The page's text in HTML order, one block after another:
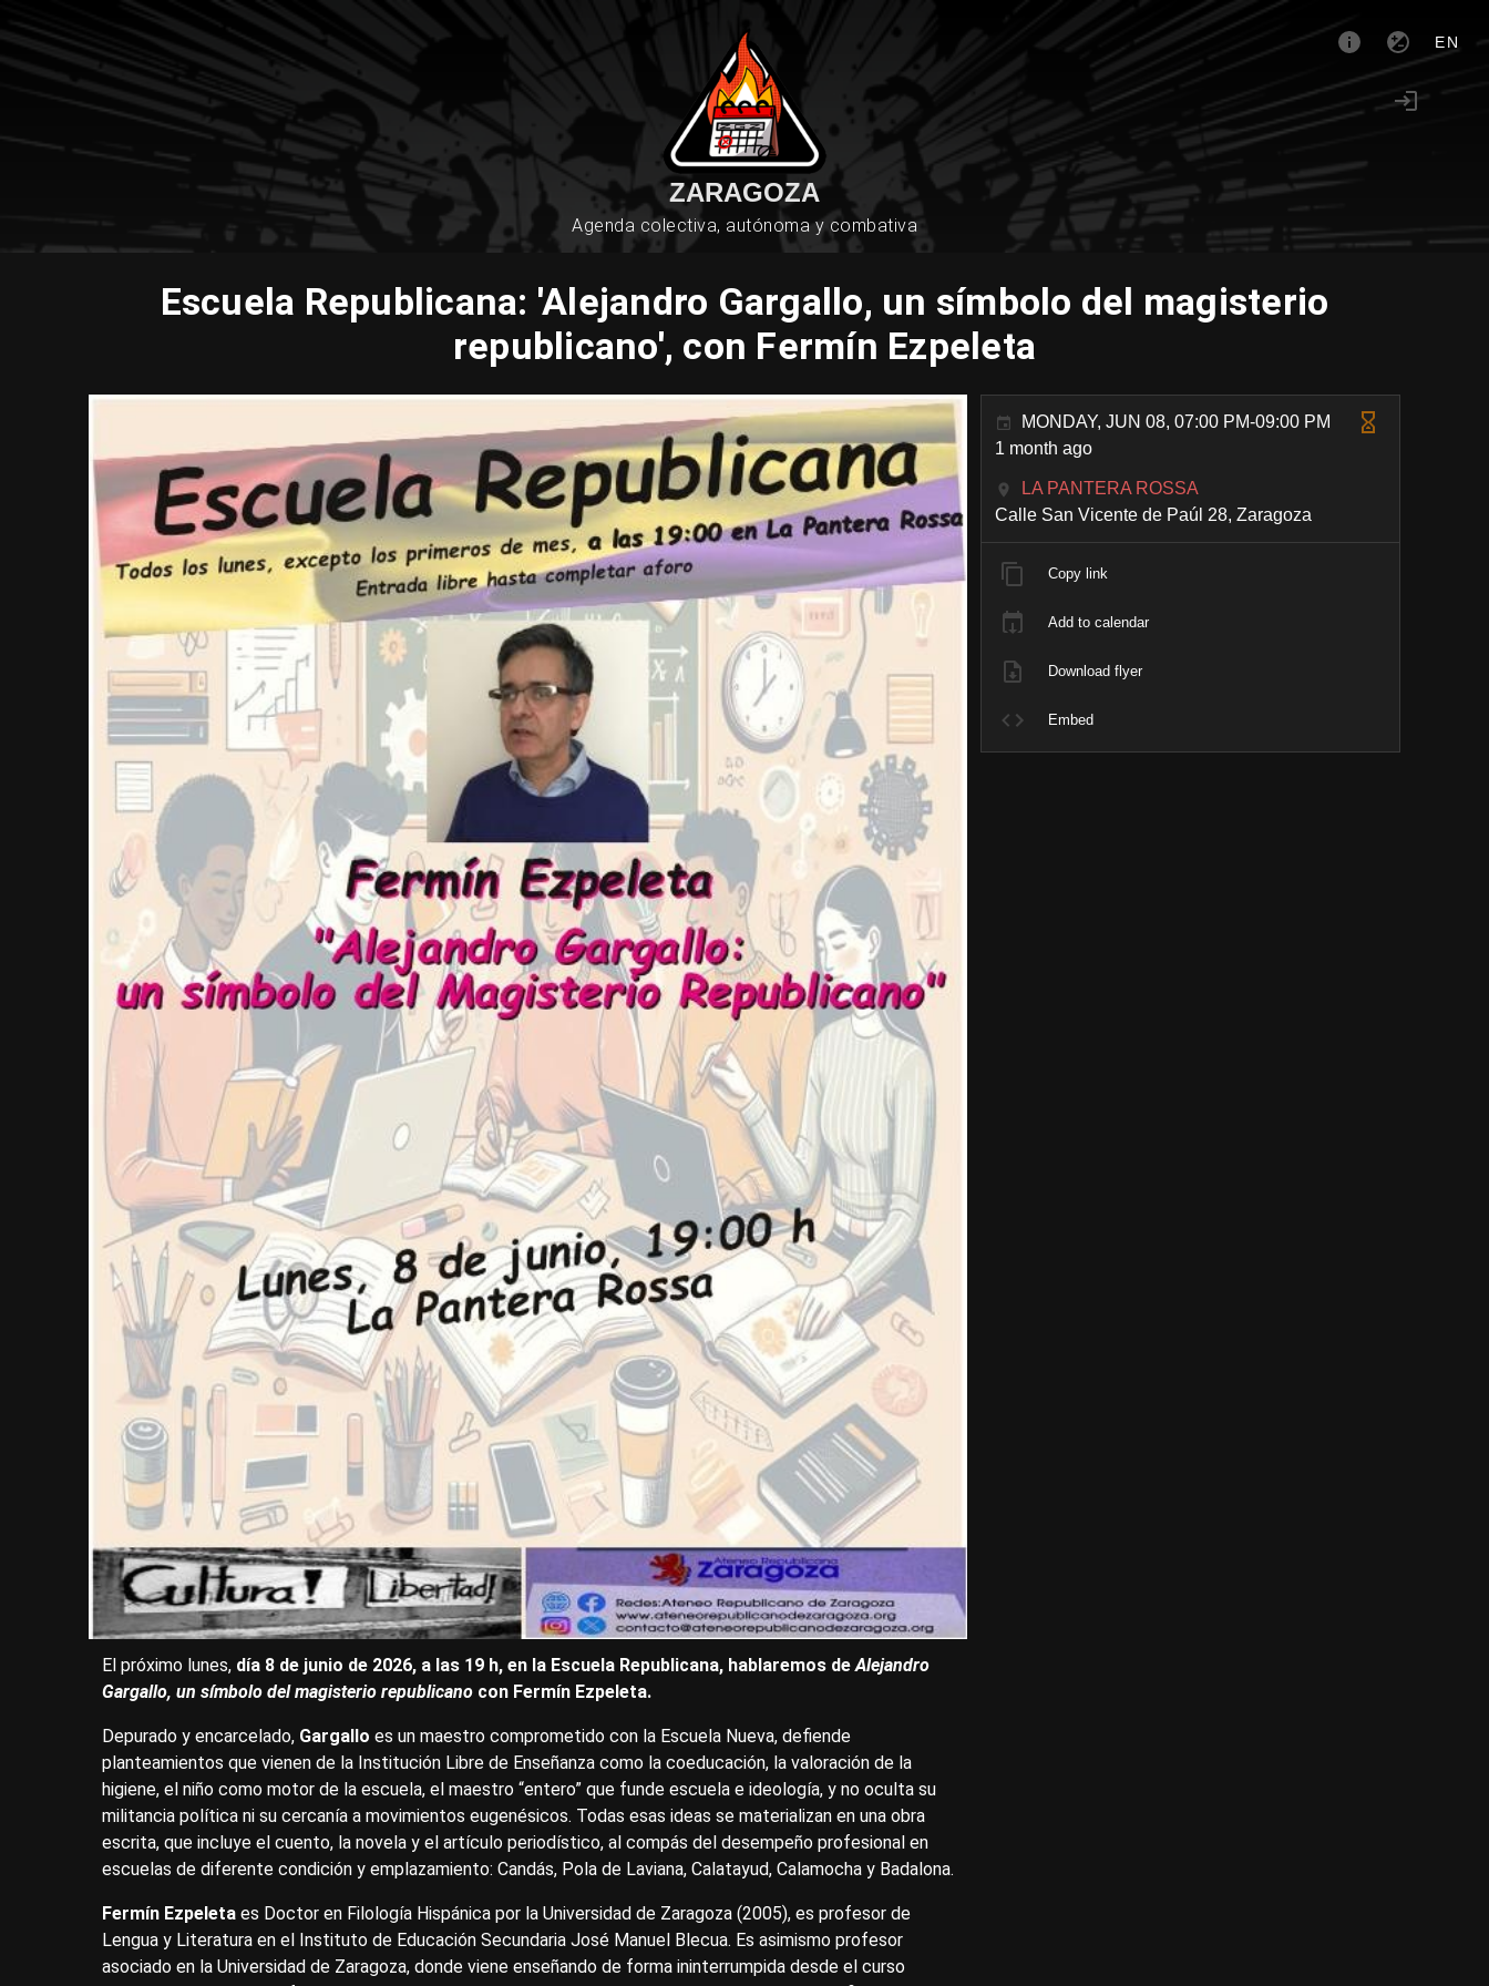
EN
ZARAGOZA
Agenda colectiva, autónoma y combativa
Escuela Republicana: 'Alejandro Gargallo, un símbolo del magisterio
republicano', con Fermín Ezpeleta
El próximo lunes, día 8 de junio de 2026, a las 19 h, en la Escuela Republicana, hablaremos de Alejandro
Gargallo, un símbolo del magisterio republicano con Fermín Ezpeleta.
Depurado y encarcelado, Gargallo es un maestro comprometido con la Escuela Nueva, defiende
planteamientos que vienen de la Institución Libre de Enseñanza como la coeducación, la valoración de la
higiene, el niño como motor de la escuela, el maestro “entero” que funde escuela e ideología, y no oculta su
militancia política ni su cercanía a movimientos eugenésicos. Todas esas ideas se materializan en una obra
escrita, que incluye el cuento, la novela y el artículo periodístico, al compás del desempeño profesional en
escuelas de diferente condición y emplazamiento: Candás, Pola de Laviana, Calatayud, Calamocha y Badalona.
Fermín Ezpeleta es Doctor en Filología Hispánica por la Universidad de Zaragoza (2005), es profesor de
Lengua y Literatura en el Instituto de Educación Secundaria José Manuel Blecua. Es asimismo profesor
asociado en la Universidad de Zaragoza, donde viene enseñando de forma ininterrumpida desde el curso
MONDAY, JUN 08, 07:00 PM-09:00 PM
1 month ago
LA PANTERA ROSSA
Calle San Vicente de Paúl 28, Zaragoza
Copy link
Add to calendar
Download flyer
Embed